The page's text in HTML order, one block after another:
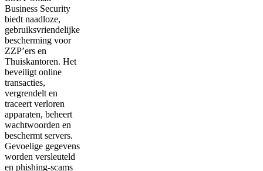
Business Security
biedt naadloze,
gebruiksvriendelijke
bescherming voor
ZZP’ers en
Thuiskantoren. Het
beveiligt online
transacties,
vergrendelt en
traceert verloren
apparaten, beheert
wachtwoorden en
beschermt servers.
Gevoelige gegevens
worden versleuteld
en phishing-scams